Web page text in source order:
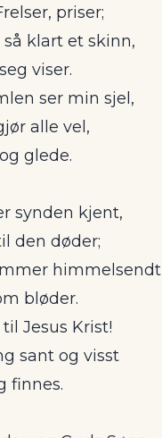
priser;
klart et skinn,
viser.
ser min sjel,
alle vel,
glede.
synden kjent,
den døder;
himmelsendt
bløder.
Jesus Krist!
sant og visst
finnes.